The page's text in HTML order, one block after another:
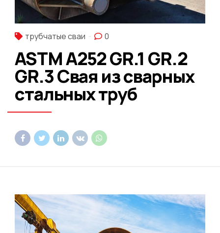
трубчатые сваи 0
ASTM A252 GR.1 GR.2
GR.3 Свая из сварных
стальных труб